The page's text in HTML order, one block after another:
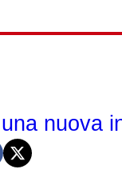
nuova